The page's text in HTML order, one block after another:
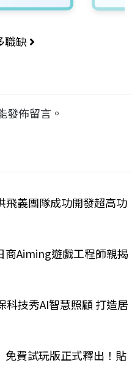
職缺
發佈留言。
飛義團隊成功開發超高功
商Aiming遊戲工程師親揭
技秀AI智慧照顧 打造居
費試玩版正式釋出！貼